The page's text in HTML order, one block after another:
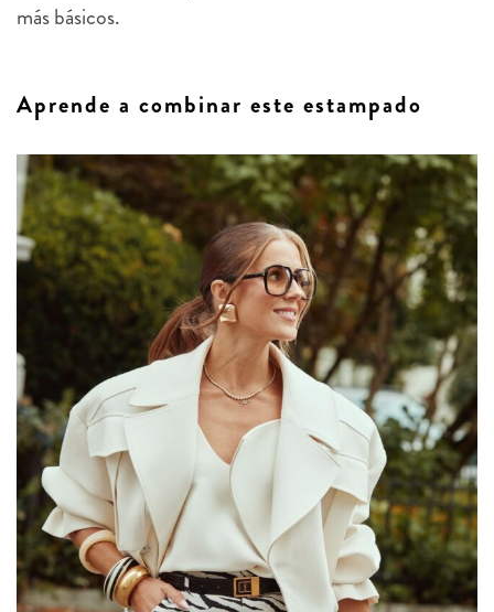
más básicos.
Aprende a combinar este estampado